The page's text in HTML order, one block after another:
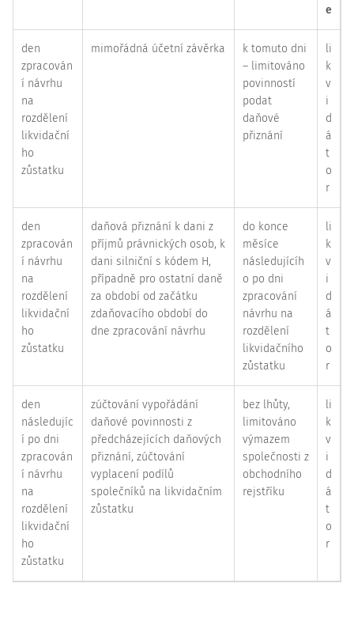
e
den
zpracován
í návrhu
na
rozdělení
likvidační
ho
zůstatku
mimořádná účetní závěrka
k tomuto dni
– limitováno
povinností
podat
daňové
přiznání
li
k
v
i
d
á
t
o
r
den
zpracován
í návrhu
na
rozdělení
likvidační
ho
zůstatku
daňová přiznání k dani z
příjmů právnických osob, k
dani silniční s kódem H,
případně pro ostatní daně
za období od začátku
zdaňovacího období do
dne zpracování návrhu
do konce
měsíce
následujícíh
o po dni
zpracování
návrhu na
rozdělení
likvidačního
zůstatku
li
k
v
i
d
á
t
o
r
den
následujíc
í po dni
zpracován
í návrhu
na
rozdělení
likvidační
ho
zůstatku
zúčtování vypořádání
daňové povinnosti z
předcházejících daňových
přiznání, zúčtování
vyplacení podílů
společníků na likvidačním
zůstatku
bez lhůty,
limitováno
výmazem
společnosti z
obchodního
rejstříku
li
k
v
i
d
á
t
o
r